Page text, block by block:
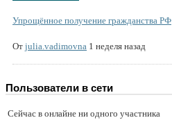
Упрощённое получение гражданства РФ
От julia.vadimovna 1 неделя назад
Пользователи в сети
Сейчас в онлайне ни одного участника